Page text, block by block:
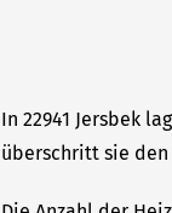
In 22941 Jersbek
überschritt sie den